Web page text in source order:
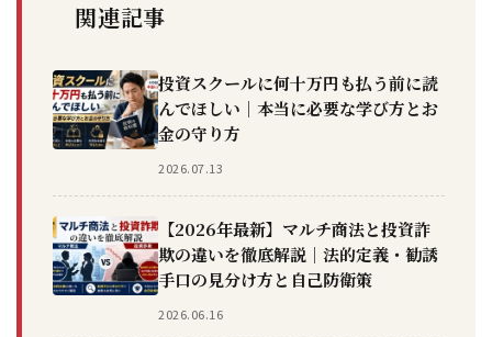
関連記事
投資スクールに何十万円も払う前に読
んでほしい｜本当に必要な学び方とお
金の守り方
2026.07.13
【2026年最新】マルチ商法と投資詐
欺の違いを徹底解説｜法的定義・勧誘
手口の見分け方と自己防衛策
2026.06.16